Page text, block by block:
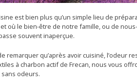
est bien plus qu’un simple lieu de
où le bien-être de notre famille, ou de
souvent inaperçue.
remarquer qu’après avoir cuisiné, l’odeur
à charbon actif de Frecan, nous vous
odeurs.